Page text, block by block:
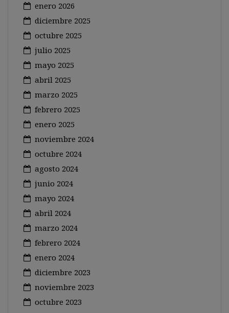
enero 2026
diciembre 2025
octubre 2025
julio 2025
mayo 2025
abril 2025
marzo 2025
febrero 2025
enero 2025
noviembre 2024
octubre 2024
agosto 2024
junio 2024
mayo 2024
abril 2024
marzo 2024
febrero 2024
enero 2024
diciembre 2023
noviembre 2023
octubre 2023